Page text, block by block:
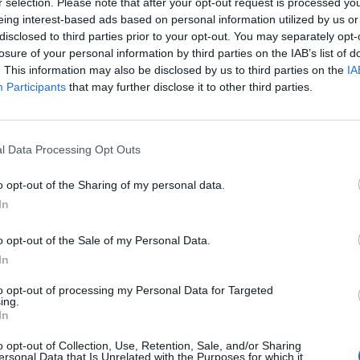
interest-based ads based on personal information utilized by us
to third parties prior to your opt-out. You may separately
of your personal information by third parties on the IAB’s list of
This information may also be disclosed by us to third parties on the
Participants that may further disclose it to other third parties.
Data Processing Opt Outs
opt-out of the Sharing of my personal data.
opt-out of the Sale of my Personal Data.
opt-out of processing my Personal Data for Targeted
opt-out of Collection, Use, Retention, Sale, and/or Sharing
Data that Is Unrelated with the Purposes for which it
de muitos anos de trabalho, normalmente sempre na
para o desemprego pelo encerramento, voluntário ou
onde trabalharam e que, nem conseguem arranjar
têm muita idade, nem conseguem ir para a reforma
não cumprem os requisitos para o efeito.
desemprego nesta faixa etária é predominantemente de
pessoas que estão desempregadas há mais de um
pelo desemprego vem de setores tradicionais de
hoje, uns em rutura e outros em necessária
e o calçado, com forte presença na região Norte,
concelho. Alguns destes sectores de atividade não
com a concorrência vinda de países como o
e a Índia que, neste momento, lideram a indústria de
devido à enorme oferta de mão de obra barata e de